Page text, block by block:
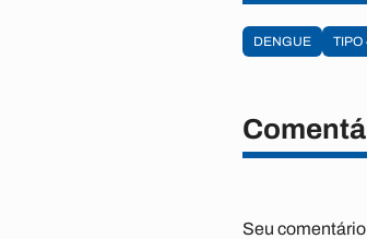
DENGUE TIPO
Seu